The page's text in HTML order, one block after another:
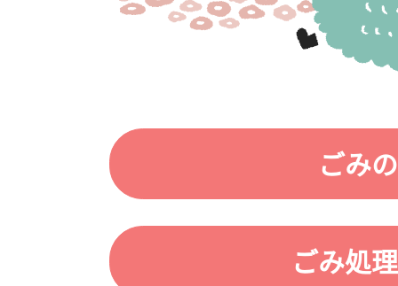
ごみ
ごみ処